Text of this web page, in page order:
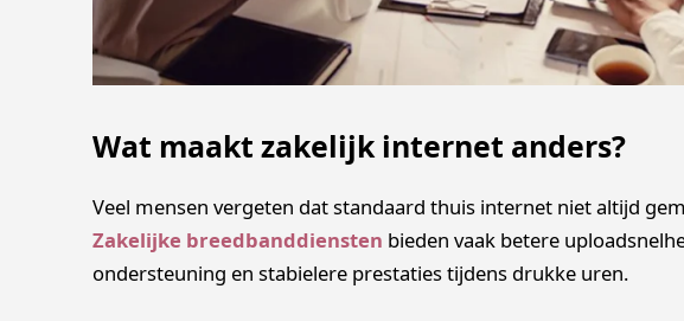
Wat maakt zakelijk internet anders?
Veel mensen vergeten dat standaard thuis internet niet altijd
Zakelijke breedbanddiensten bieden vaak betere
ondersteuning en stabielere prestaties tijdens drukke uren.